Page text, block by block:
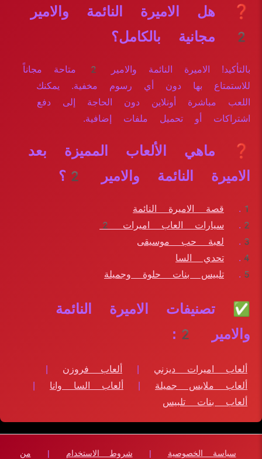
❓ هل الاميرة النائمة والامير
2 مجانية بالكامل؟
بالتأكيد! الاميرة النائمة والامير 2 متاحة مجاناً
للاستمتاع بها دون أي رسوم مخفية. يمكنك
اللعب مباشرة أونلاين دون الحاجة إلى دفع
اشتراكات أو تحميل ملفات إضافية.
❓ ماهي الألعاب المميزة بعد
الاميرة النائمة والامير 2؟
قصة الاميرة النائمة
سيارات العاب اميرات 2
لعبة حب موسيقى
تحدي السا
تلبيس بنات حلوة وجميلة
✅ تصنيفات الاميرة النائمة
والامير 2:
ألعاب اميرات ديزني | ألعاب فروزن
|
ألعاب ملابس جميلة
| ألعاب السا وانا
|
ألعاب بنات تلبيس
سياسة الخصوصية | شروط الاستخدام | من